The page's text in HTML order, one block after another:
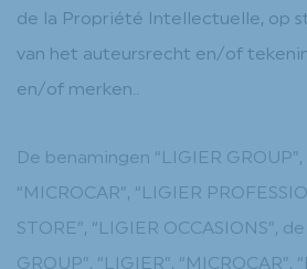
de la Propriété Intellectuelle, op
van het auteursrecht en/of
en/of merken..
De benamingen “LIGIER GROUP”,
“MICROCAR”, “LIGIER
STORE”, “LIGIER OCCASIONS”,
GROUP”, “LIGIER”, “MICROCAR”,